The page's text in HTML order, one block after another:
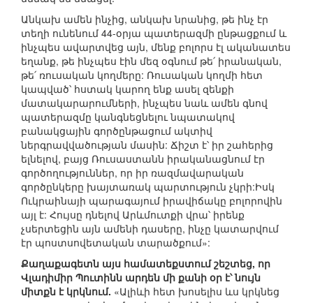
Անկախ ամեն ինչից, անկախ նրանից, թե ինչ էր
տեղի ունենում 44-օրյա պատերազմի ընթացքում և
ինչպես ավարտվեց այն, մենք բոլորս էլ ականատես
եղանք, թե ինչպես էին մեզ օգնում թե՛ իրանական,
թե՛ ռուսական կողմերը: Ռուսական կողմի հետ
կապված՝ հստակ կարող ենք ասել զենքի
մատակարարումների, ինչպես նաև ամեն գնով
պատերազմը կանգնեցնելու նպատակով
բանակցային գործընթացում ակտիվ
ներգրավվածության մասին: Ճիշտ է՝ իր շահերից
ելնելով, բայց Ռուսաստանն իրականացնում էր
գործողություններ, որ իր ռազմավարական
գործընկերը խայտառակ պարտություն չկրի:Իսկ
Ուկրաինայի պարագայում իրավիճակը բոլորովին
այլ է: Հույսը դնելով Արևմուտքի վրա՝ իրենք
չսերտեցին այն ամենի դասերը, ինչը կատարվում
էր պոստսովետական տարածքում»:
Քաղաքագետն այս համատեքստում շեշտեց, որ
Վլադիմիր Պուտինն արդեն մի քանի օր է՝ նույն
միտքն է կրկնում. «Ալիևի հետ խոսելիս ևս կրկնեց